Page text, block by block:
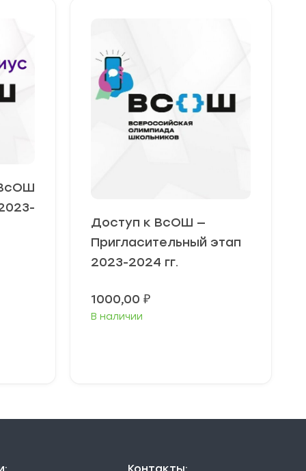
Доступ к ВсОШ —
Пригласительный этап
2023-2024 гг.
1000,00 ₽
В наличии